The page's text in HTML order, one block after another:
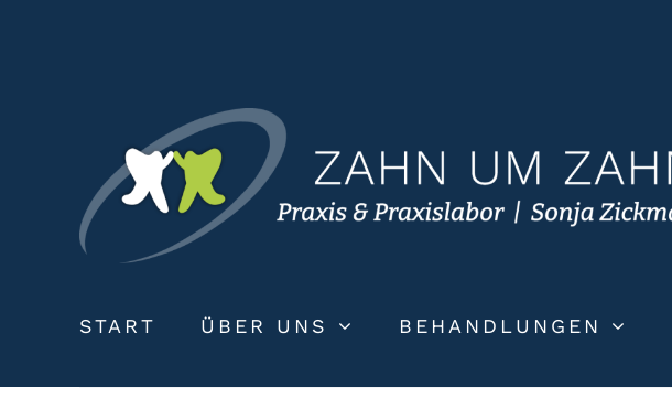
START ÜBER UNS BEHANDLUNGEN